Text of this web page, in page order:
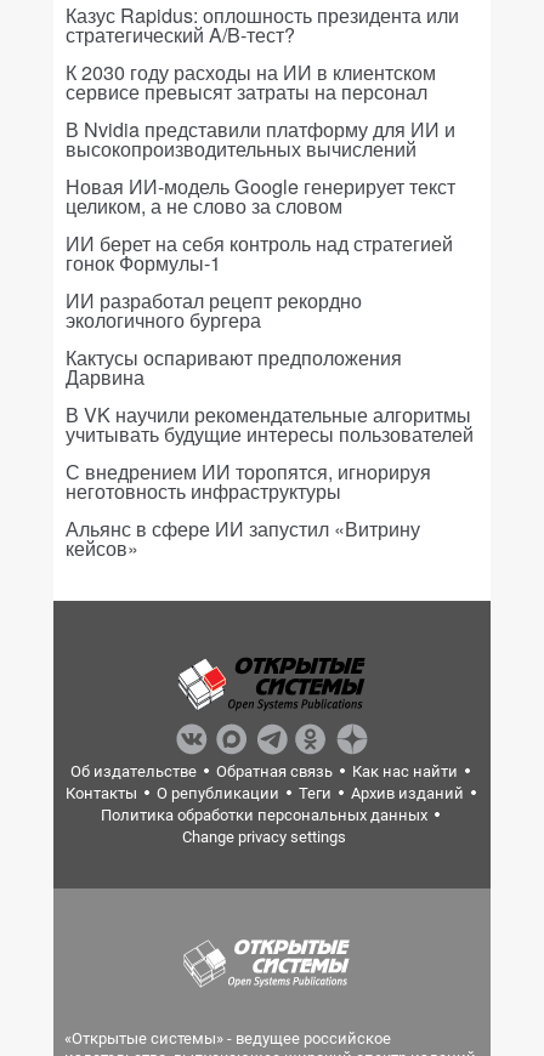
Казус Rapidus: оплошность президента или
стратегический A/B-тест?
К 2030 году расходы на ИИ в клиентском
сервисе превысят затраты на персонал
В Nvidia представили платформу для ИИ и
высокопроизводительных вычислений
Новая ИИ-модель Google генерирует текст
целиком, а не слово за словом
ИИ берет на себя контроль над стратегией
гонок Формулы-1
ИИ разработал рецепт рекордно
экологичного бургера
Кактусы оспаривают предположения
Дарвина
В VK научили рекомендательные алгоритмы
учитывать будущие интересы пользователей
С внедрением ИИ торопятся, игнорируя
неготовность инфраструктуры
Альянс в сфере ИИ запустил «Витрину
кейсов»
Об издательстве Обратная связь
Как нас найти
Контакты
О републикации Теги
Архив изданий
Политика обработки персональных данных
Change privacy settings
«Открытые системы» - ведущее российское